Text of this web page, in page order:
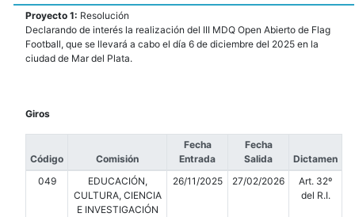
Proyecto 1: Resolución
Declarando de interés la realización del III MDQ Open Abierto de Flag
Football, que se llevará a cabo el día 6 de diciembre del 2025 en la
ciudad de Mar del Plata.
Giros
Código Comisión
Fecha
Entrada
Fecha
Salida
Dictamen
049
EDUCACIÓN,
CULTURA, CIENCIA
E INVESTIGACIÓN
26/11/2025 27/02/2026
Art. 32º
del R.I.